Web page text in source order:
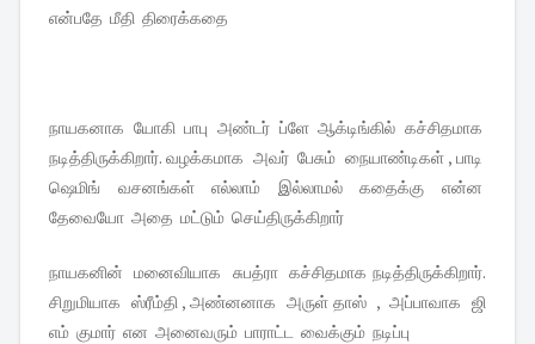
என்பதே மீதி திரைக்கதை
நாயகனாக யோகி பாபு அண்டர் ப்ளே ஆக்டிங்கில் கச்சிதமாக
நடித்திருக்கிறார். வழக்கமாக அவர் பேசும் நையாண்டிகள் , பாடி
ஷெமிங் வசனங்கள் எல்லாம் இல்லாமல் கதைக்கு என்ன
தேவையோ அதை மட்டும் செய்திருக்கிறார்
நாயகனின் மனைவியாக சுபத்ரா கச்சிதமாக நடித்திருக்கிறார்.
சிறுமியாக ஸ்ரீம்தி , அண்னனாக அருள் தாஸ் , அப்பாவாக ஜி
எம் குமார் என அனைவரும் பாராட்ட வைக்கும் நடிப்பு